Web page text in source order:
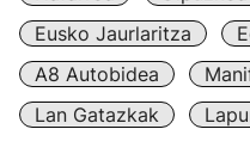
Eusko Jaurlaritza
A8 Autobidea
Lan Gatazkak